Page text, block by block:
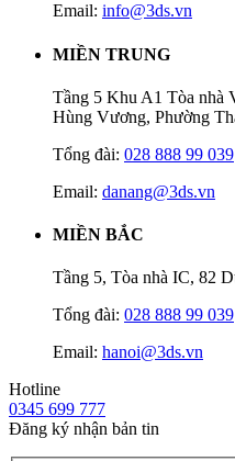
Email: info@3ds.vn
MIỀN TRUNG
Tầng 5 Khu A1 Tòa nhà
Hùng Vương, Phường
Tổng đài: 028 888 99 039
Email: danang@3ds.vn
MIỀN BẮC
Tầng 5, Tòa nhà IC, 82
Tổng đài: 028 888 99 039
Email: hanoi@3ds.vn
Hotline
0345 699 777
Đăng ký nhận bản tin